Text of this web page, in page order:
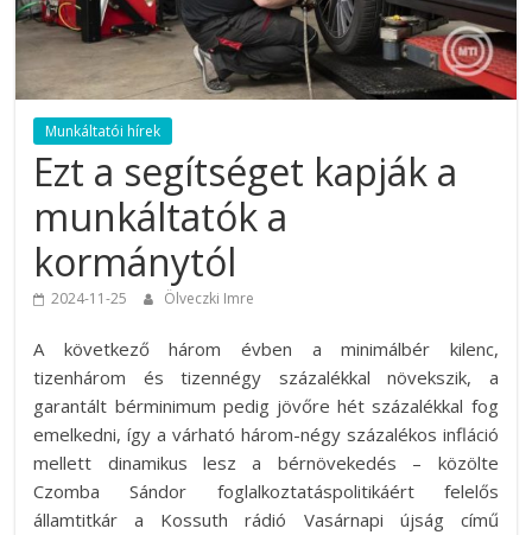
Munkáltatói hírek
Ezt a segítséget kapják a
munkáltatók a
kormánytól
2024-11-25 Ölveczki Imre
A következő három évben a minimálbér kilenc,
tizenhárom és tizennégy százalékkal növekszik, a
garantált bérminimum pedig jövőre hét százalékkal fog
emelkedni, így a várható három-négy százalékos infláció
mellett dinamikus lesz a bérnövekedés – közölte
Czomba Sándor foglalkoztatáspolitikáért felelős
államtitkár a Kossuth rádió Vasárnapi újság című